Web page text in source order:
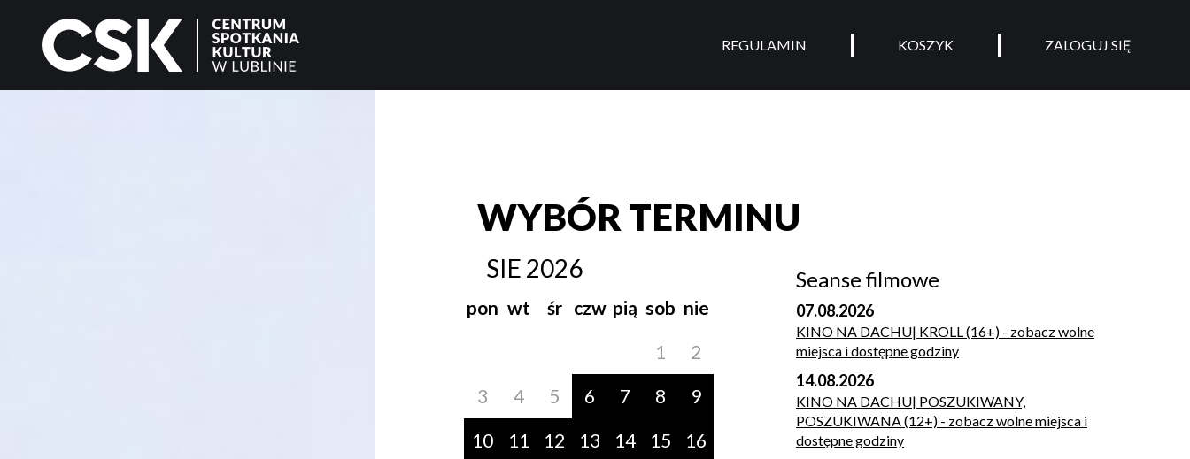
REGULAMIN KOSZYK ZALOGUJ SIĘ
WYBÓR TERMINU
SIE 2026
pon wt śr czw pią sob nie
1
2
3
4 5 6 7 8
9
10
11 12 13 14 15
16
Seanse filmowe
07.08.2026
KINO NA DACHU| KROLL (16+) - zobacz wolne
miejsca i dostępne godziny
14.08.2026
KINO NA DACHU| POSZUKIWANY,
POSZUKIWANA (12+) - zobacz wolne miejsca i
dostępne godziny